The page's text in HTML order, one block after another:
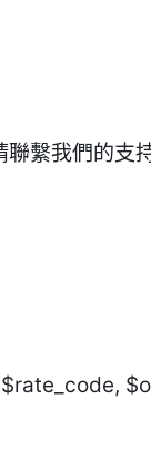
繫我們的支